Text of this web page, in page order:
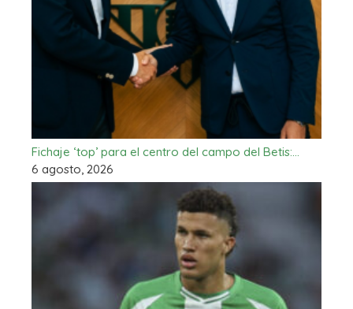
Fichaje ‘top’ para el centro del campo del Betis:…
6 agosto, 2026